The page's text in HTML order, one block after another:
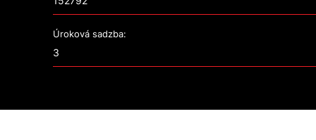
Úroková sadzba: